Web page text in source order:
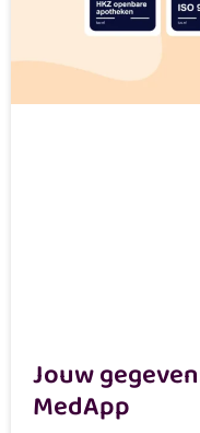
Jouw
MedApp